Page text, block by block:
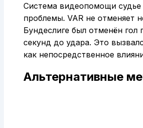
Система видеопомощи судье
проблемы. VAR не отменяет
Бундеслиге был отменён
секунд до удара. Это
как непосредственное
Альтернативные